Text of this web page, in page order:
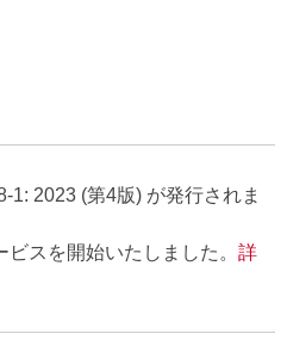
1: 2023 (第4版) が発行されま
スを開始いたしました。 詳